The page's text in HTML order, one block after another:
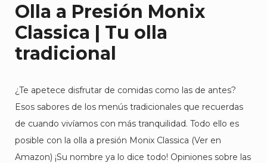
Olla a Presión Monix
Classica | Tu olla
tradicional
¿Te apetece disfrutar de comidas como las de antes?
Esos sabores de los menús tradicionales que recuerdas
de cuando vivíamos con más tranquilidad. Todo ello es
posible con la olla a presión Monix Classica (Ver en
Amazon) ¡Su nombre ya lo dice todo! Opiniones sobre las